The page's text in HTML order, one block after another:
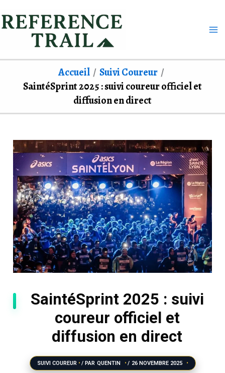
au
Accueil
Suivi Coureur
SaintéSprint 2025 : suivi coureur officiel et
diffusion en direct
SaintéSprint 2025 : suivi
coureur officiel et
diffusion en direct
SUIVI COUREUR / PAR QUENTIN / 26 NOVEMBRE 2025